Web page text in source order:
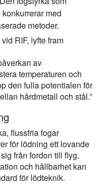
med
metoder.
RIF, lyfte fram
av
temperaturen och
den fulla potentialen för
hårdmetall och stål.”
flussfria fogar
för lödning ett lovande
från fordon till flyg.
och hållbarhet kan
för lödteknik.